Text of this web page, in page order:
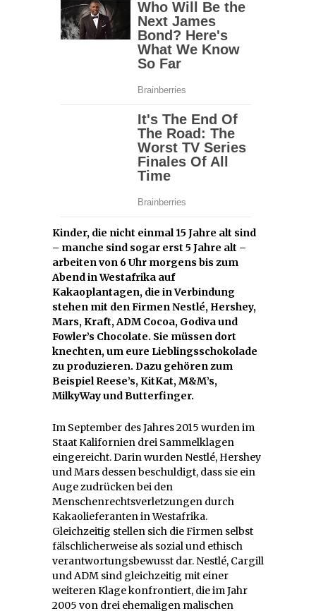
Kinder, die nicht einmal 15 Jahre alt sind
– manche sind sogar erst 5 Jahre alt –
arbeiten von 6 Uhr morgens bis zum
Abend in Westafrika auf
Kakaoplantagen, die in Verbindung
stehen mit den Firmen Nestlé, Hershey,
Mars, Kraft, ADM Cocoa, Godiva und
Fowler’s Chocolate. Sie müssen dort
knechten, um eure Lieblingsschokolade
zu produzieren. Dazu gehören zum
Beispiel Reese’s, KitKat, M&M’s,
MilkyWay und Butterfinger.
Im September des Jahres 2015 wurden im
Staat Kalifornien drei Sammelklagen
eingereicht. Darin wurden Nestlé, Hershey
und Mars dessen beschuldigt, dass sie ein
Auge zudrücken bei den
Menschenrechtsverletzungen durch
Kakaolieferanten in Westafrika.
Gleichzeitig stellen sich die Firmen selbst
fälschlicherweise als sozial und ethisch
verantwortungsbewusst dar. Nestlé, Cargill
und ADM sind gleichzeitig mit einer
weiteren Klage konfrontiert, die im Jahr
2005 von drei ehemaligen malischen